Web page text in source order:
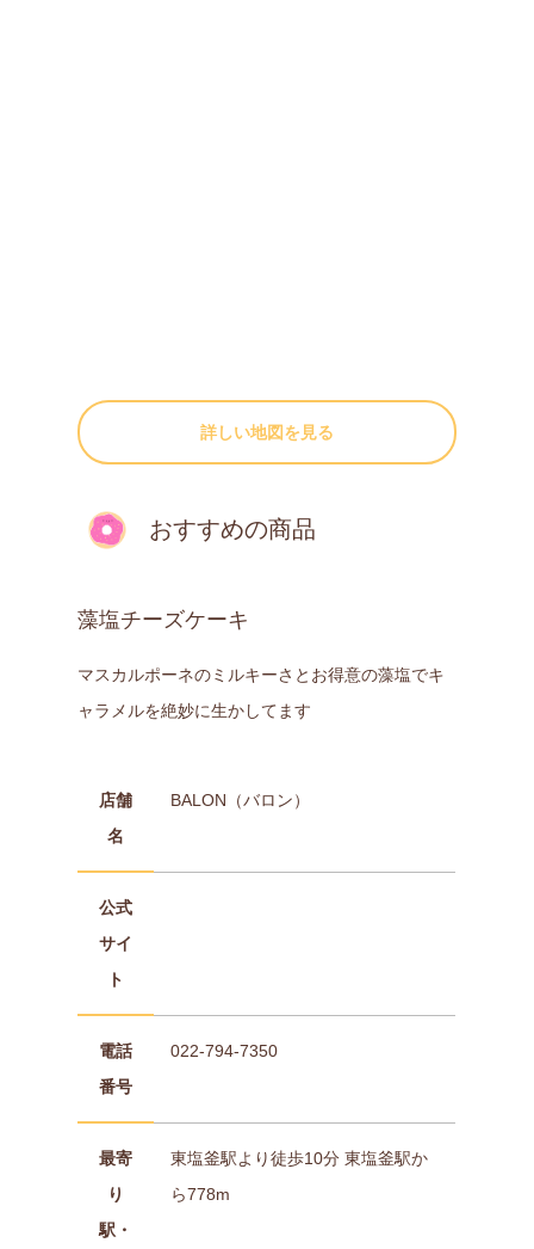
詳しい地図を見る
おすすめの商品
藻塩チーズケーキ
マスカルポーネのミルキーさとお得意の藻塩でキ
ャラメルを絶妙に生かしてます
店舗
名
BALON（バロン）
公式
サイ
ト
電話
番号
022-794-7350
最寄
り
駅・
東塩釜駅より徒歩10分 東塩釜駅か
ら778m